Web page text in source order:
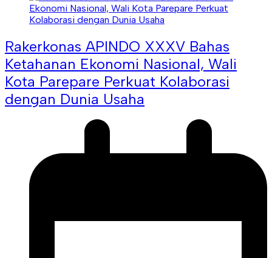
Rakerkonas APINDO XXXV Bahas
Ketahanan Ekonomi Nasional, Wali
Kota Parepare Perkuat Kolaborasi
dengan Dunia Usaha